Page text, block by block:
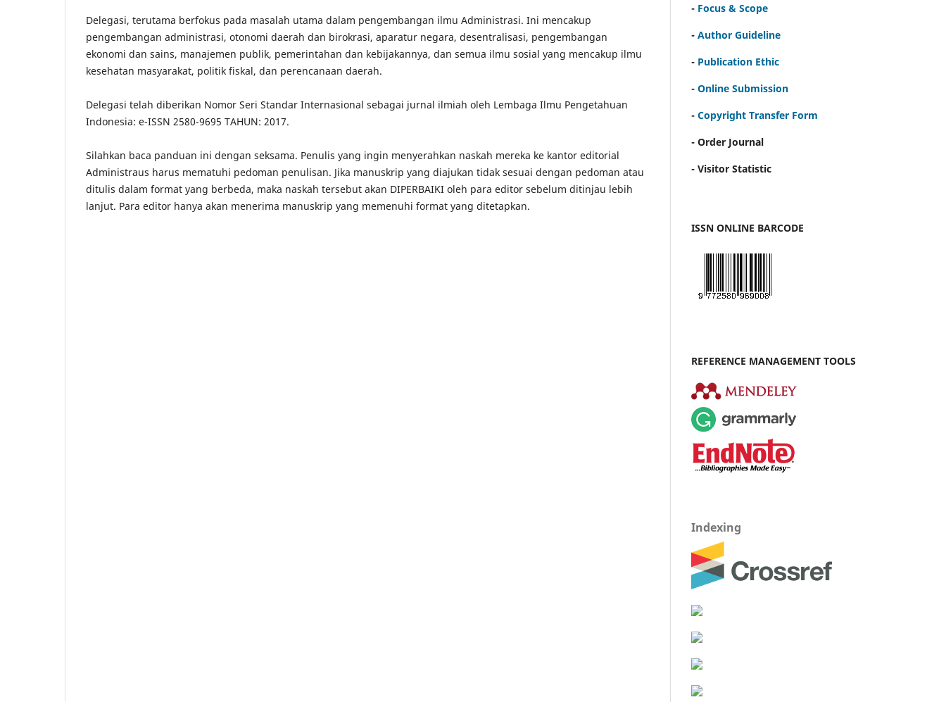
Delegasi, terutama berfokus pada masalah utama dalam pengembangan ilmu Administrasi. Ini mencakup
pengembangan administrasi, otonomi daerah dan birokrasi, aparatur negara, desentralisasi, pengembangan
ekonomi dan sains, manajemen publik, pemerintahan dan kebijakannya, dan semua ilmu sosial yang mencakup ilmu
kesehatan masyarakat, politik fiskal, dan perencanaan daerah.
Delegasi telah diberikan Nomor Seri Standar Internasional sebagai jurnal ilmiah oleh Lembaga Ilmu Pengetahuan
Indonesia: e-ISSN 2580-9695 TAHUN: 2017.
Silahkan baca panduan ini dengan seksama. Penulis yang ingin menyerahkan naskah mereka ke kantor editorial
Administraus harus mematuhi pedoman penulisan. Jika manuskrip yang diajukan tidak sesuai dengan pedoman atau
ditulis dalam format yang berbeda, maka naskah tersebut akan DIPERBAIKI oleh para editor sebelum ditinjau lebih
lanjut. Para editor hanya akan menerima manuskrip yang memenuhi format yang ditetapkan.
- Focus & Scope
- Author Guideline
- Publication Ethic
- Online Submission
- Copyright Transfer Form
- Order Journal
- Visitor Statistic
ISSN ONLINE BARCODE
REFERENCE MANAGEMENT TOOLS
Indexing